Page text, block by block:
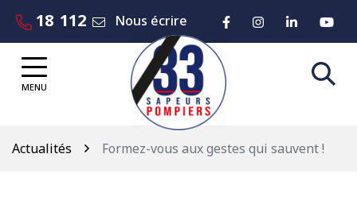
contenu
18 112 Nous écrire Lien vers le compte
Lien vers le
Lien vers
MENU
Actualités Formez-vous aux gestes qui sauvent !